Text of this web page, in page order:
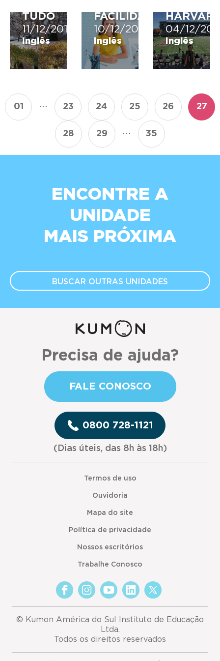
TUDO
11/12/2019
Inglês
FACILIDADE
10/12/2019
Inglês
04/12/
Inglês
01 ... 23 24 25 26 27
28 29 ... 35
ENCONTRE A
UNIDADE
MAIS PRÓXIMA
BUSCAR OUTRAS UNIDADES
Precisa de ajuda?
FALE CONOSCO
0800 728-1121
(Dias úteis, das 8h às 18h)
Termos de uso
Ouvidoria
Mapa do site
Política de privacidade
Nossos escritórios
Trabalhe Conosco
© Kumon América do Sul Instituto de Educação
Ltda.
Todos os direitos reservados